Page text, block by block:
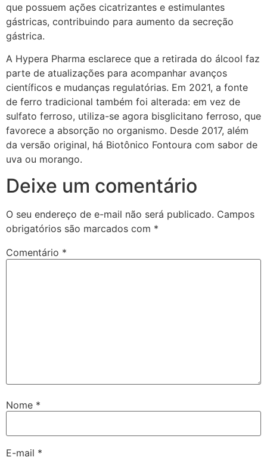
que possuem ações cicatrizantes e estimulantes
gástricas, contribuindo para aumento da secreção
gástrica.
A Hypera Pharma esclarece que a retirada do álcool faz
parte de atualizações para acompanhar avanços
científicos e mudanças regulatórias. Em 2021, a fonte
de ferro tradicional também foi alterada: em vez de
sulfato ferroso, utiliza-se agora bisglicitano ferroso, que
favorece a absorção no organismo. Desde 2017, além
da versão original, há Biotônico Fontoura com sabor de
uva ou morango.
Deixe um comentário
O seu endereço de e-mail não será publicado. Campos
obrigatórios são marcados com *
Comentário *
Nome *
E-mail *